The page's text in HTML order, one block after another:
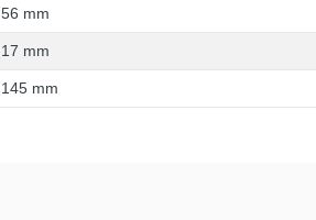
56 mm
17 mm
145 mm